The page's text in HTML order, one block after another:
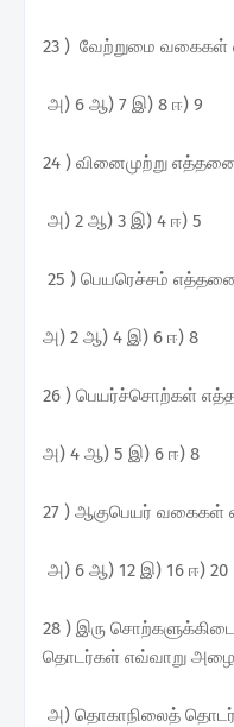
23 ) வேற்றுமை
அ) 6 ஆ) 7 இ) 8 ஈ) 9
24 ) வினைமுற்று
அ) 2 ஆ) 3 இ) 4 ஈ) 5
25 ) பெயரெச்சம்
அ) 2 ஆ) 4 இ) 6 ஈ) 8
26 ) பெயர்ச்சொற்கள்
அ) 4 ஆ) 5 இ) 6 ஈ) 8
27 ) ஆகுபெயர் வகைகள்
அ) 6 ஆ) 12 இ) 16 ஈ) 20
28 ) இரு
தொடர்கள் எவ்வாறு
அ) தொகாநிலைத் தொடர்